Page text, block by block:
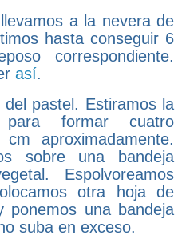
a la nevera de
hasta conseguir 6
correspondiente.
así.
pastel. Estiramos la
formar cuatro
aproximadamente.
sobre una bandeja
Espolvoreamos
otra hoja de
ponemos una bandeja
suba en exceso.